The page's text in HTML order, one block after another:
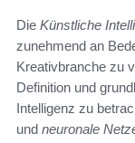
Die Künstliche
zunehmend an
Kreativbranche zu
Definition und
Intelligenz zu
und neuronale